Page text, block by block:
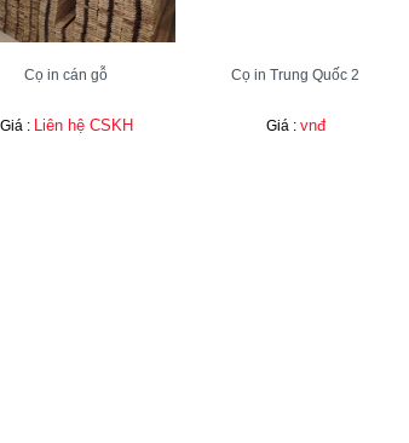
Cọ in cán gỗ
Giá : Liên hệ CSKH
Cọ in Trung Quốc 2
Giá : vnđ